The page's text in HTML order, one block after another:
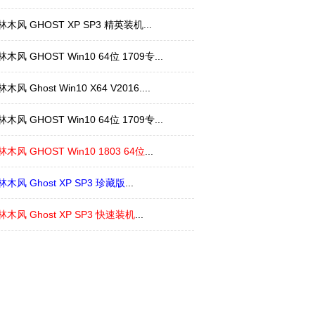
木风 GHOST XP SP3 精英装机...
木风 GHOST Win10 64位 1709专...
木风 Ghost Win10 X64 V2016....
木风 GHOST Win10 64位 1709专...
木风 GHOST Win10 1803 64位
木风 Ghost XP SP3 珍藏版
木风 Ghost XP SP3 快速装机